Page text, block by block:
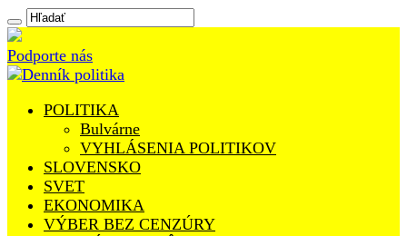
Podporte nás
POLITIKA
Bulvárne
VYHLÁSENIA POLITIKOV
SLOVENSKO
SVET
EKONOMIKA
VÝBER BEZ CENZÚRY